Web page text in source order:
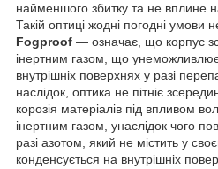
найменшого збитку та не вплине
Такій оптиці жодні погодні умови
Fogproof — означає, що корпус
інертним газом, що
внутрішніх поверхнях у разі
наслідок, оптика не пітніє
корозія матеріалів під впливом
інертним газом, унаслідок чого
разі азотом, який не містить у
конденсується на внутрішніх